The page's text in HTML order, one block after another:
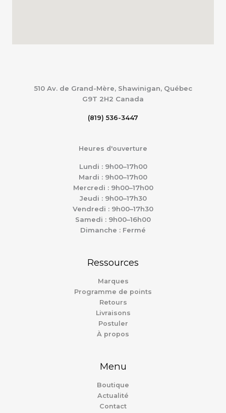
510 Av. de Grand-Mère, Shawinigan, Québec
G9T 2H2 Canada
(819) 536-3447
Heures d'ouverture
Lundi : 9h00–17h00
Mardi : 9h00–17h00
Mercredi : 9h00–17h00
Jeudi : 9h00–17h30
Vendredi : 9h00–17h30
Samedi : 9h00–16h00
Dimanche : Fermé
Ressources
Marques
Programme de points
Retours
Livraisons
Postuler
À propos
Menu
Boutique
Actualité
Contact